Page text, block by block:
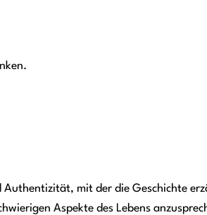
mit der die Geschichte
Aspekte des Lebens